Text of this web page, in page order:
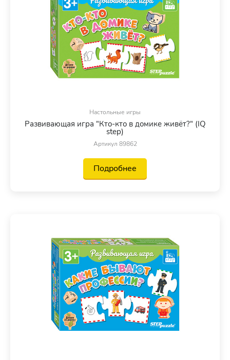
Настольные игры
Развивающая игра "Кто-кто в домике живёт?" (IQ
step)
Артикул 89862
Подробнее